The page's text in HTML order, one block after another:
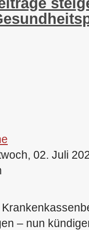
02. Juli
– nun